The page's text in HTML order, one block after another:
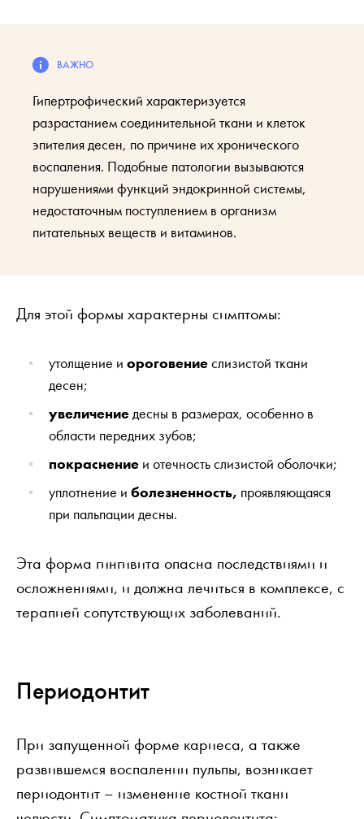
Гипертрофический характеризуется
разрастанием соединительной ткани и клеток
эпителия десен, по причине их хронического
воспаления. Подобные патологии вызываются
нарушениями функций эндокринной системы,
недостаточным поступлением в организм
питательных веществ и витаминов.
Для этой формы характерны симптомы:
утолщение и ороговениеслизистой ткани
десен;
увеличениедесны в размерах, особенно в
области передних зубов;
покраснение и отечность слизистой оболочки;
уплотнение и болезненность, проявляющаяся
при пальпации десны.
Эта форма гингивита опасна последствиями и
осложнениями, и должна лечиться в комплексе, с
терапией сопутствующих заболеваний.
Периодонтит
При запущенной форме кариеса, а также
развившемся воспалении пульпы, возникает
периодонтит – изменение костной ткани